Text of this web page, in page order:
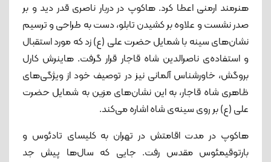
هنرمند ارمنی اعطا کرد. هاکوپ در دربار ناصری قدر دید و بر
صدر نشست و علاوه بر کشیدن تابلو، دست به طراحی و ترسیم
نشان‌های سینه با شمایل حضرت علی (ع) زد که مورد استقبال
و استفاده‌ی ناصرالدین شاه قاجار قرار گرفت. هاینرش کارل
بروگش، خاورشناس آلمانی نیز در توصیف خود از ویژگی‌های
ظاهری شاه قاجار، به این نشان‌های مزین به شمایل حضرت
علی (ع) بر روی سینه‌ی شاه اشاره می‌کند.
هاکوپ در مدت اقامتش در تهران به کلیسای تادئوس و
بارتوقیمئوس مقدس رفت. جایی که سال‌ها پیش جد